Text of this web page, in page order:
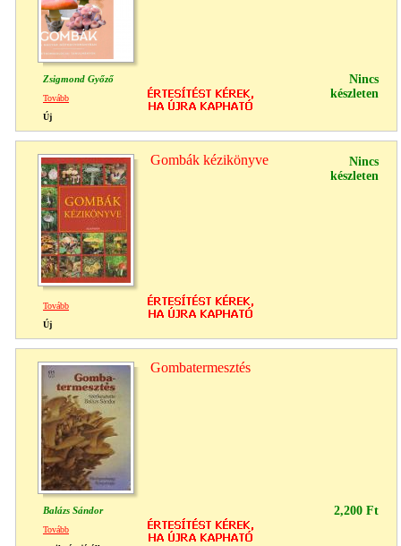
Zsigmond Győző
Nincs
készleten
Tovább
Új
Gombák kézikönyve
Nincs
készleten
Tovább
Új
Gombatermesztés
Balázs Sándor 2,200 Ft
Tovább